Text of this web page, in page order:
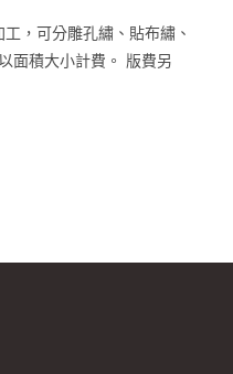
，可分雕孔繡、貼布繡、
面積大小計費。 版費另